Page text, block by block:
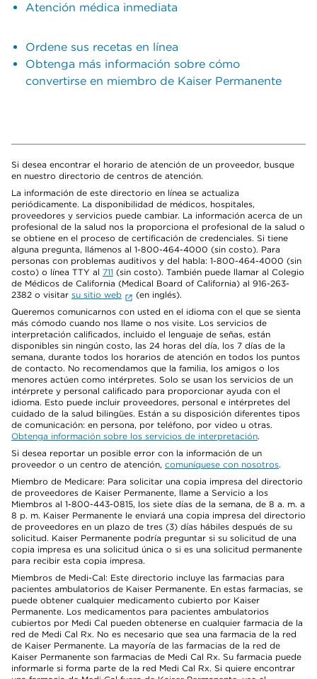
Atención médica inmediata
Ordene sus recetas en línea
Obtenga más información sobre cómo
convertirse en miembro de Kaiser Permanente
Si desea encontrar el horario de atención de un proveedor, busque
en nuestro directorio de centros de atención.
La información de este directorio en línea se actualiza
periódicamente. La disponibilidad de médicos, hospitales,
proveedores y servicios puede cambiar. La información acerca de un
profesional de la salud nos la proporciona el profesional de la salud o
se obtiene en el proceso de certificación de credenciales. Si tiene
alguna pregunta, llámenos al 1-800-464-4000 (sin costo). Para
personas con problemas auditivos y del habla: 1-800-464-4000 (sin
costo) o línea TTY al 711 (sin costo). También puede llamar al Colegio
de Médicos de California (Medical Board of California) al 916-263-
2382 o visitar su sitio web
(en inglés).
Queremos comunicarnos con usted en el idioma con el que se sienta
más cómodo cuando nos llame o nos visite. Los servicios de
interpretación calificados, incluido el lenguaje de señas, están
disponibles sin ningún costo, las 24 horas del día, los 7 días de la
semana, durante todos los horarios de atención en todos los puntos
de contacto. No recomendamos que la familia, los amigos o los
menores actúen como intérpretes. Solo se usan los servicios de un
intérprete y personal calificado para proporcionar ayuda con el
idioma. Esto puede incluir proveedores, personal e intérpretes del
cuidado de la salud bilingües. Están a su disposición diferentes tipos
de comunicación: en persona, por teléfono, por video u otras.
Obtenga información sobre los servicios de interpretación.
Si desea reportar un posible error con la información de un
proveedor o un centro de atención, comuníquese con nosotros.
Miembro de Medicare: Para solicitar una copia impresa del directorio
de proveedores de Kaiser Permanente, llame a Servicio a los
Miembros al 1-800-443-0815, los siete días de la semana, de 8 a. m. a
8 p. m. Kaiser Permanente le enviará una copia impresa del directorio
de proveedores en un plazo de tres (3) días hábiles después de su
solicitud. Kaiser Permanente podría preguntar si su solicitud de una
copia impresa es una solicitud única o si es una solicitud permanente
para recibir esta copia impresa.
Miembros de Medi-Cal: Este directorio incluye las farmacias para
pacientes ambulatorios de Kaiser Permanente. En estas farmacias, se
puede obtener cualquier medicamento cubierto por Kaiser
Permanente. Los medicamentos para pacientes ambulatorios
cubiertos por Medi Cal pueden obtenerse en cualquier farmacia de la
red de Medi Cal Rx. No es necesario que sea una farmacia de la red
de Kaiser Permanente. La mayoría de las farmacias de la red de
Kaiser Permanente son farmacias de Medi Cal Rx. Su farmacia puede
informarle si forma parte de la red Medi Cal Rx. Si quiere encontrar